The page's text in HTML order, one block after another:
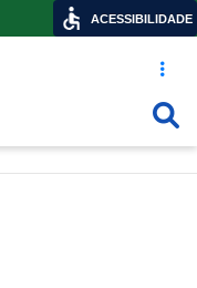
Acesso
ACESSIBILIDADE